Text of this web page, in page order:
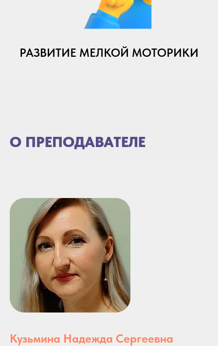
РАЗВИТИЕ МЕЛКОЙ МОТОРИКИ
О ПРЕПОДАВАТЕЛЕ
Кузьмина Надежда Сергеевна